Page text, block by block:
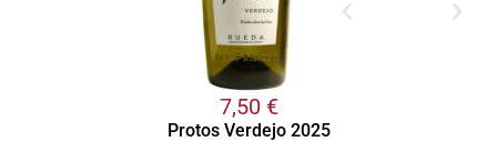
7,50 €
Protos Verdejo 2025